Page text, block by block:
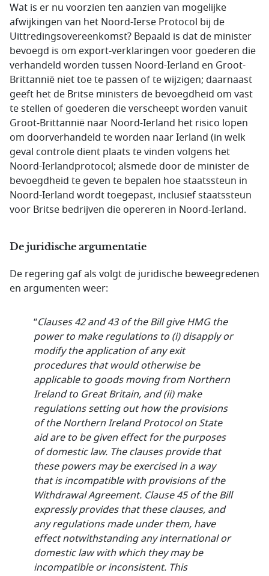
Wat is er nu voorzien ten aanzien van mogelijke
afwijkingen van het Noord-Ierse Protocol bij de
Uittredingsovereenkomst? Bepaald is dat de minister
bevoegd is om export-verklaringen voor goederen die
verhandeld worden tussen Noord-Ierland en Groot-
Brittannië niet toe te passen of te wijzigen; daarnaast
geeft het de Britse ministers de bevoegdheid om vast
te stellen of goederen die verscheept worden vanuit
Groot-Brittannië naar Noord-Ierland het risico lopen
om doorverhandeld te worden naar Ierland (in welk
geval controle dient plaats te vinden volgens het
Noord-Ierlandprotocol; alsmede door de minister de
bevoegdheid te geven te bepalen hoe staatssteun in
Noord-Ierland wordt toegepast, inclusief staatssteun
voor Britse bedrijven die opereren in Noord-Ierland.
De juridische argumentatie
De regering gaf als volgt de juridische beweegredenen
en argumenten weer:
“Clauses 42 and 43 of the Bill give HMG the
power to make regulations to (i) disapply or
modify the application of any exit
procedures that would otherwise be
applicable to goods moving from Northern
Ireland to Great Britain, and (ii) make
regulations setting out how the provisions
of the Northern Ireland Protocol on State
aid are to be given effect for the purposes
of domestic law. The clauses provide that
these powers may be exercised in a way
that is incompatible with provisions of the
Withdrawal Agreement. Clause 45 of the Bill
expressly provides that these clauses, and
any regulations made under them, have
effect notwithstanding any international or
domestic law with which they may be
incompatible or inconsistent. This